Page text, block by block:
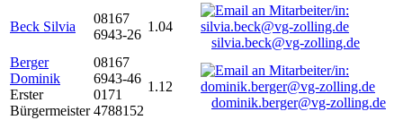
Beck Silvia
08167
6943-26
1.04
silvia.beck@vg-zolling.de
Berger
Dominik
Erster
Bürgermeister
08167
6943-46
0171
4788152
1.12
dominik.berger@vg-zolling.de